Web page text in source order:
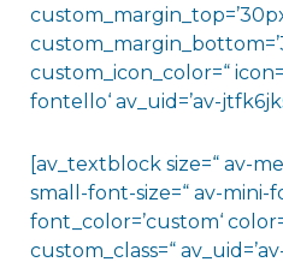
custom_icon_color=“
fontello‘ av_uid=’av-
[av_textblock size=“ av-
small-font-size=“ av-mini-
font_color=’custom‘
custom_class=“